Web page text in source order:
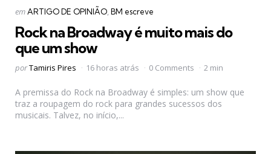
Categorias
Postado
emARTIGO DE OPINIÃO BM escreve
Rock na Broadway é muito mais do
que um show
Postado
porTamiris Pires 16 horas atrás 0 Comments 2 min
A premissa do Rock na Broadway é simples: um show que
traz a roupagem do rock para grandes sucessos dos
musicais. Talvez, no início,...